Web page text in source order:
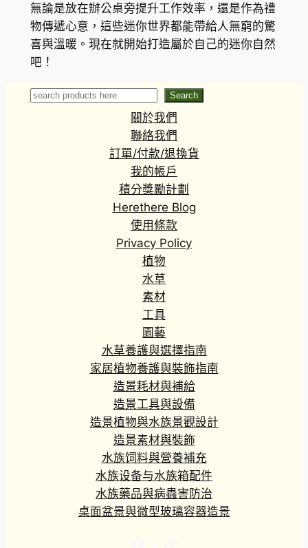
無論是放在辦公桌旁提升工作效率，還是作為禮
物傳遞心意，這些迷你世界都能帶給人無窮的驚
喜與溫暖。現在就開始打造屬於自己的迷你自然
吧！
Search Search
關於我們
聯絡我們
訂單/付款/退換貨
我的帳戶
積分獎勵計劃
Herethere Blog
使用條款
Privacy Policy
植物
水草
素材
工具
園藝
水草養護與選擇指南
家居植物養護與裝飾指南
造景耗材與補給
造景工具與設備
造景植物與水族景觀設計
造景素材與裝飾
水族饲料與營養補充
水族设备与水族箱配件
水族藥品與病蟲害防治
桌面盆景與微型玻璃容器造景